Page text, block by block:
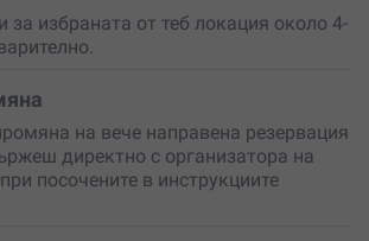
– знак на гостоприемство и
което ангажира всички сетива и
в сърцето. Идеално е и като
годишнина
за избраната от теб локация около 4-
на вече направена резервация
директно с организатора на
посочените в инструкциите